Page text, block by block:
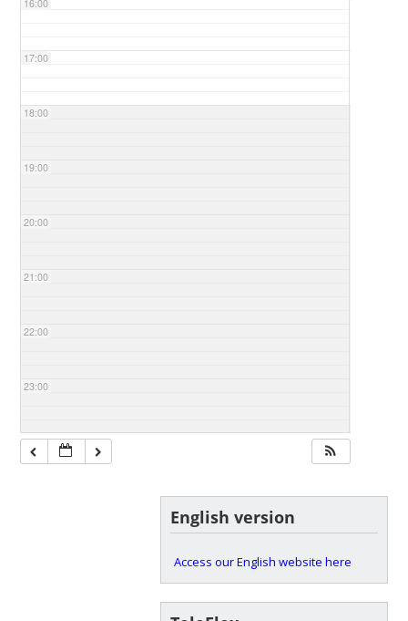
16:00
17:00
18:00
19:00
20:00
21:00
22:00
23:00
English version
Access our English website here